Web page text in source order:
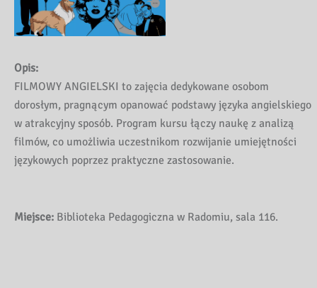
Opis:
FILMOWY ANGIELSKI to zajęcia dedykowane osobom
dorosłym, pragnącym opanować podstawy języka angielskiego
w atrakcyjny sposób. Program kursu łączy naukę z analizą
filmów, co umożliwia uczestnikom rozwijanie umiejętności
językowych poprzez praktyczne zastosowanie.
Miejsce: Biblioteka Pedagogiczna w Radomiu, sala 116.